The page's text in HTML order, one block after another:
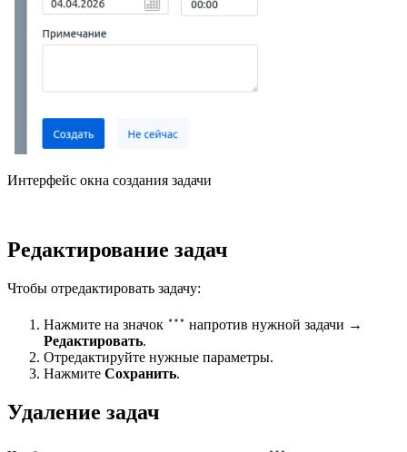
Интерфейс окна создания задачи
Редактирование задач
Чтобы отредактировать задачу:
Нажмите на значок
напротив нужной задачи →
Редактировать.
Отредактируйте нужные параметры.
Нажмите Сохранить.
Удаление задач